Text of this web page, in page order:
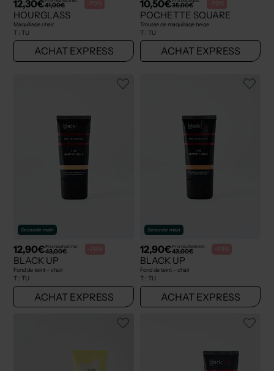
12,30€41,00€ -70%
HOURGLASS
Maquillage chair
T : TU
ACHAT EXPRESS
10,50€35,00€ -70%
POCHETTE SQUARE
Trousse de maquillage beige
T : TU
ACHAT EXPRESS
Seconde main
12,90€Prix neuf estimé :
43,00€ -70%
BLACK UP
Fond de teint - chair
T : TU
ACHAT EXPRESS
Seconde main
12,90€Prix neuf estimé :
43,00€ -70%
BLACK UP
Fond de teint - chair
T : TU
ACHAT EXPRESS